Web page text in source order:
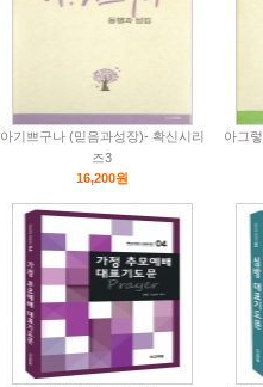
아기쁘구나 (믿음과성장)- 확신시리
즈3
16,200원
아그